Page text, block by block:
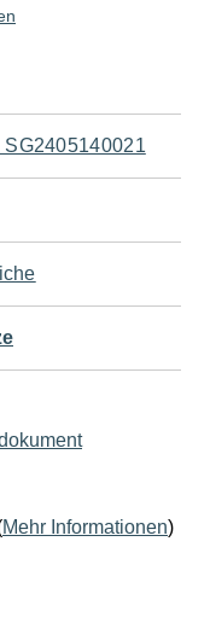
Mehr Informationen)